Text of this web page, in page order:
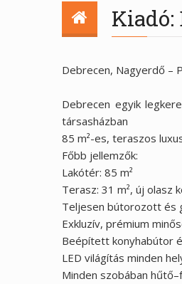
Kiadó:
Debrecen, Nagyerdő –
Debrecen egyik
társasházban
85 m²-es, teraszos
Főbb jellemzők:
Lakótér: 85 m²
Terasz: 31 m², új olasz
Teljesen bútorozott és
Exkluzív, prémium
Beépített konyhabútor
LED világítás minden
Minden szobában